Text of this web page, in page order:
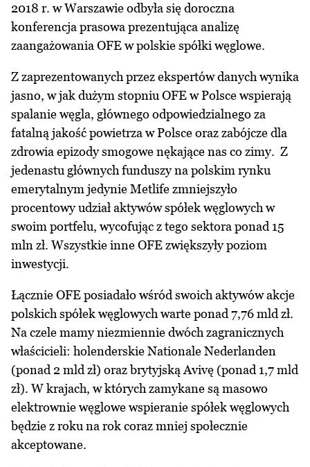
2018 r. w Warszawie odbyła się doroczna
konferencja prasowa prezentująca analizę
zaangażowania OFE w polskie spółki węglowe.
Z zaprezentowanych przez ekspertów danych wynika
jasno, w jak dużym stopniu OFE w Polsce wspierają
spalanie węgla, głównego odpowiedzialnego za
fatalną jakość powietrza w Polsce oraz zabójcze dla
zdrowia epizody smogowe nękające nas co zimy. Z
jedenastu głównych funduszy na polskim rynku
emerytalnym jedynie Metlife zmniejszyło
procentowy udział aktywów spółek węglowych w
swoim portfelu, wycofując z tego sektora ponad 15
mln zł. Wszystkie inne OFE zwiększyły poziom
inwestycji.
Łącznie OFE posiadało wśród swoich aktywów akcje
polskich spółek węglowych warte ponad 7,76 mld zł.
Na czele mamy niezmiennie dwóch zagranicznych
właścicieli: holenderskie Nationale Nederlanden
(ponad 2 mld zł) oraz brytyjską Avivę (ponad 1,7 mld
zł). W krajach, w których zamykane są masowo
elektrownie węglowe wspieranie spółek węglowych
będzie z roku na rok coraz mniej społecznie
akceptowane.